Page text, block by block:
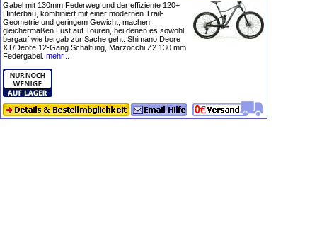
Gabel mit 130mm Federweg und der effiziente 120+
Hinterbau, kombiniert mit einer modernen Trail-
Geometrie und geringem Gewicht, machen
gleichermaßen Lust auf Touren, bei denen es sowohl
bergauf wie bergab zur Sache geht. Shimano Deore
XT/Deore 12-Gang Schaltung, Marzocchi Z2 130 mm
Federgabel. mehr...